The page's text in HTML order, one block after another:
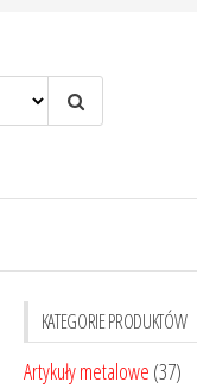
KATEGORIE PRODUKTÓW
Artykuły metalowe (37)